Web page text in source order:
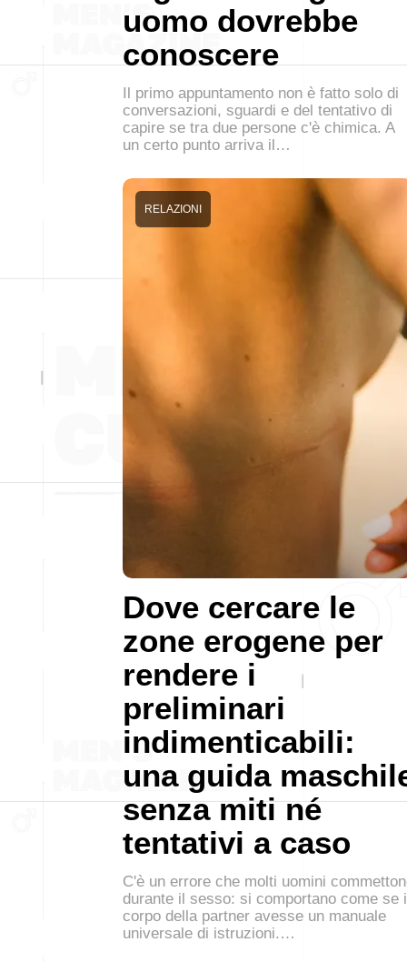
uomo dovrebbe
conoscere
Il primo appuntamento non è fatto solo di
conversazioni, sguardi e del tentativo di
capire se tra due persone c'è chimica. A
un certo punto arriva il…
Dove cercare le
zone erogene per
rendere i
preliminari
indimenticabili:
una guida
senza miti né
tentativi a caso
RELAZIONI
C'è un errore che molti uomini
durante il sesso: si comportano come se
corpo della partner avesse un manuale
universale di istruzioni.…